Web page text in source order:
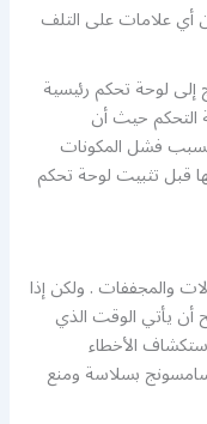
أي علامات على التلف
لوحة تحكم رئيسية
التحكم حيث أن
بسبب فشل المكونات
قبل تثبيت لوحة تحكم
والمجففات . ولكن إذا
أن يأتي الوقت الذي
الأخطاء
بسلاسة ومنع